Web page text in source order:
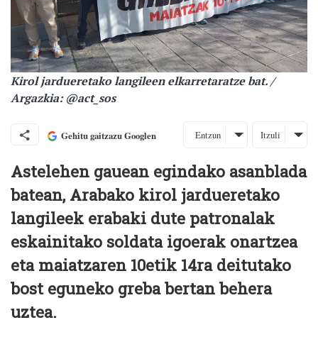
Kirol jardueretako langileen elkarretaratze bat. /
Argazkia: @act_sos
Gehitu gaitzazu Googlen Entzun Itzuli
Astelehen gauean egindako asanblada
batean, Arabako kirol jardueretako
langileek erabaki dute patronalak
eskainitako soldata igoerak onartzea
eta maiatzaren 10etik 14ra deitutako
bost eguneko greba bertan behera
uztea.